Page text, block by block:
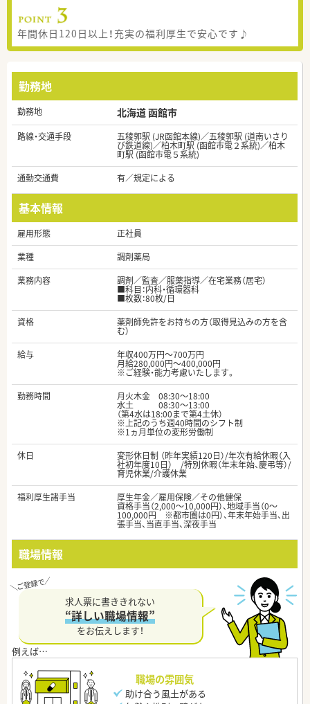
年間休日120日以上！充実の福利厚生で安心です♪
勤務地
勤務地 北海道 函館市
路線・交通手段 五稜郭駅 (JR函館本線)／五稜郭駅 (道南いさり
び鉄道線)／柏木町駅 (函館市電２系統)／柏木
町駅 (函館市電５系統)
通勤交通費
有／規定による
基本情報
雇用形態
正社員
業種
調剤薬局
業務内容
調剤／監査／服薬指導／在宅業務（居宅）
■科目：内科・循環器科
■枚数：80枚/日
資格
薬剤師免許をお持ちの方（取得見込みの方を含
む）
給与
年収400万円～700万円
月給280,000円～400,000円
※ご経験・能力考慮いたします。
勤務時間
月火木金 08:30～18:00
水土 08:30～13:00
（第4水は18:00まで第4土休）
※上記のうち週40時間のシフト制
※1ヵ月単位の変形労働制
休日
変形休日制 （昨年実績120日）/年次有給休暇（入
社初年度10日） /特別休暇（年末年始、慶弔等）/
育児休業/介護休業
福利厚生諸手当
厚生年金／雇用保険／その他健保
資格手当（2,000～10,000円）、地域手当（0～
100,000円 ※都市圏は0円）、年末年始手当、出
張手当、当直手当、深夜手当
職場情報
求人票に書ききれない
“詳しい職場情報”
をお伝えします！
職場の雰囲気
助け合う風土がある